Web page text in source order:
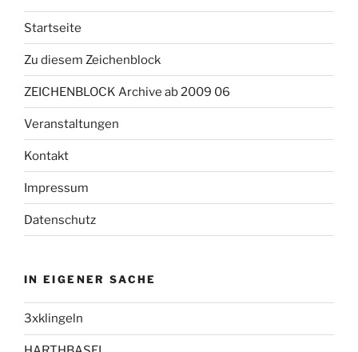
Startseite
Zu diesem Zeichenblock
ZEICHENBLOCK Archive ab 2009 06
Veranstaltungen
Kontakt
Impressum
Datenschutz
IN EIGENER SACHE
3xklingeln